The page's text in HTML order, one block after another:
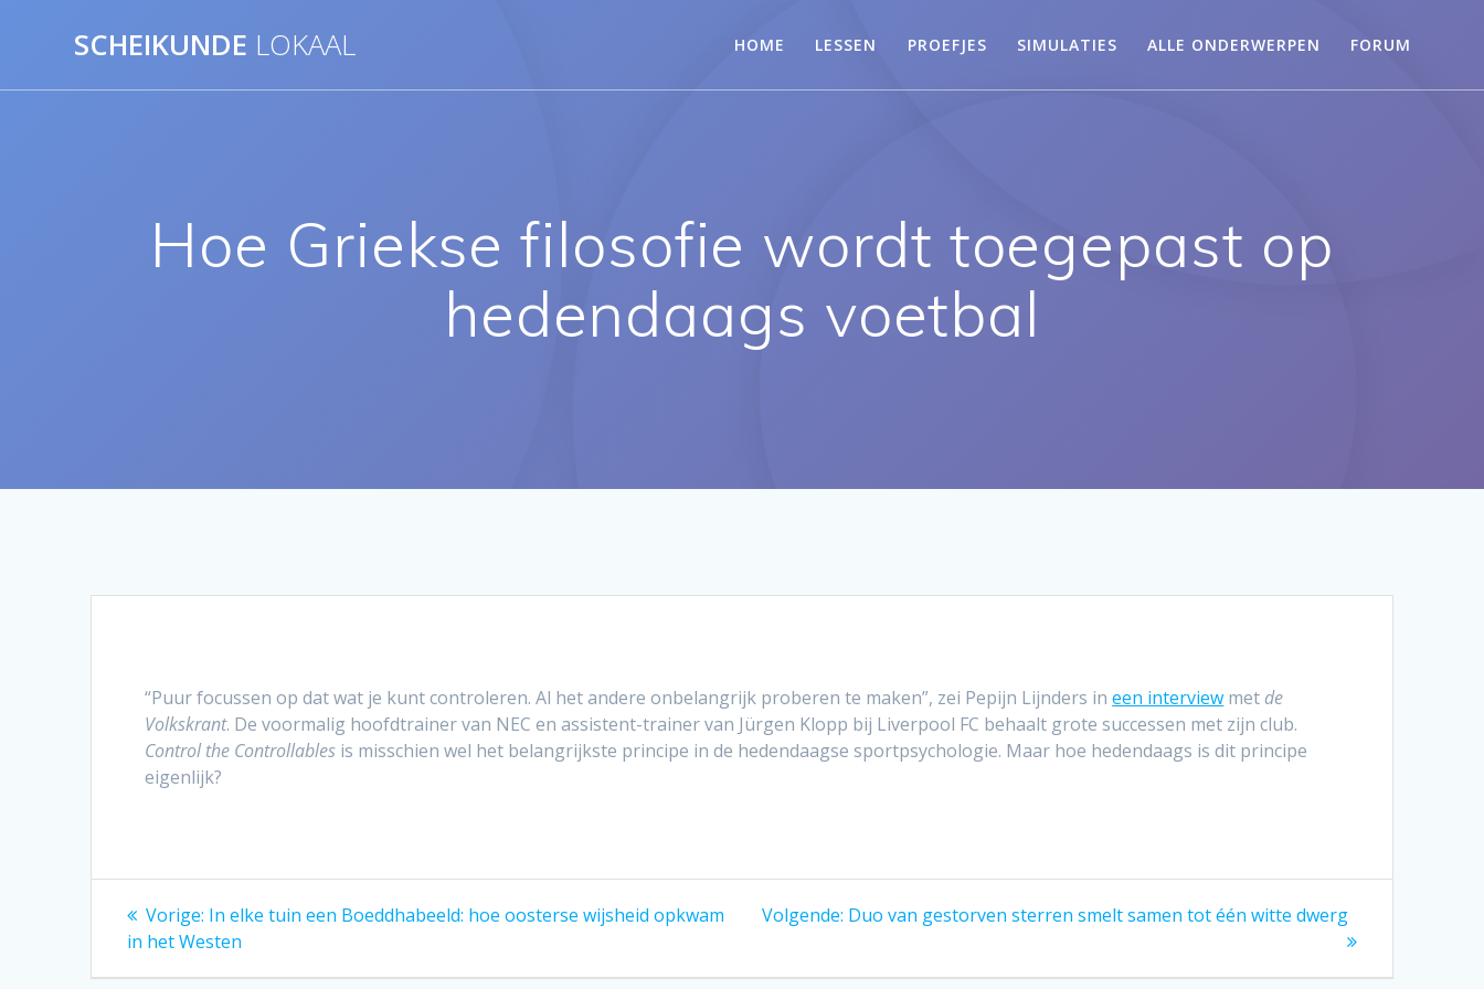
inhoud
SCHEIKUNDE LOKAAL HOME LESSEN PROEFJES SIMULATIES ALLE ONDERWERPEN FORUM
Hoe Griekse filosofie wordt toegepast op
hedendaags voetbal
“Puur focussen op dat wat je kunt controleren. Al het andere onbelangrijk proberen te maken”, zei Pepijn Lijnders ineen interview met de
Volkskrant. De voormalig hoofdtrainer van NEC en assistent-trainer van Jürgen Klopp bij Liverpool FC behaalt grote successen met zijn club.
Control the Controllables is misschien wel het belangrijkste principe in de hedendaagse sportpsychologie. Maar hoe hedendaags is dit principe
eigenlijk?
Bericht
navigatie
Vorige: Vorig
bericht:
In elke tuin een Boeddhabeeld: hoe oosterse wijsheid opkwam
in het Westen
Volgende: Volgend
Duo van gestorven sterren smelt samen tot één witte dwerg